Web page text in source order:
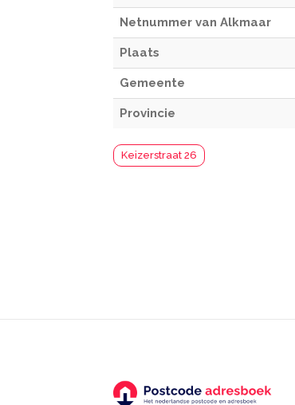
Netnummer van Alkmaar
Plaats
Gemeente
Provincie
Keizerstraat 26